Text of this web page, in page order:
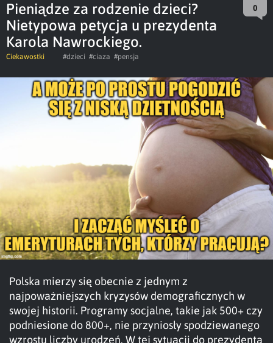
Pieniądze za rodzenie dzieci?
Nietypowa petycja u prezydenta
Karola Nawrockiego.
0
Ciekawostki #dzieci #ciaza #pensja
Polska mierzy się obecnie z jednym z
najpoważniejszych kryzysów demograficznych w
swojej historii. Programy socjalne, takie jak 500+ czy
podniesione do 800+, nie przyniosły spodziewanego
wzrostu liczby urodzeń. W tej sytuacji do prezydenta